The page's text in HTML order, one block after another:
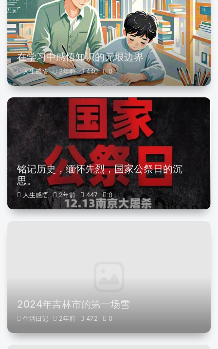
在学习中感悟知识的无垠边界
人生感悟 2年前 440 0
铭记历史，缅怀先烈，国家公祭日的沉
思。
人生感悟 2年前 447 0
2024年吉林市的第一场雪
生活日记 2年前 472 0